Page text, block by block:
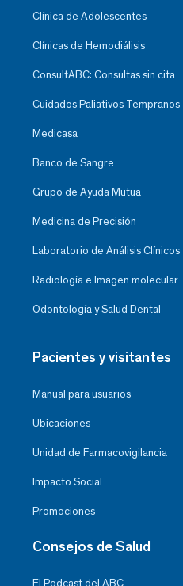
Clínica de Adolescentes
Clínicas de Hemodiálisis
ConsultABC: Consultas sin cita
Cuidados Paliativos Tempranos
Medicasa
Banco de Sangre
Grupo de Ayuda Mutua
Medicina de Precisión
Laboratorio de Análisis Clínicos
Radiología e Imagen molecular
Odontología y Salud Dental
Pacientes y visitantes
Manual para usuarios
Ubicaciones
Unidad de Farmacovigilancia
Impacto Social
Promociones
Consejos de Salud